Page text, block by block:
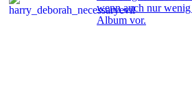
wenn auch nur
Album vor.